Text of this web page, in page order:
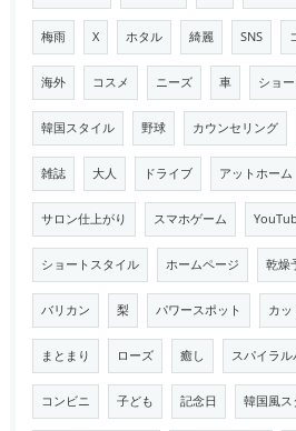
梅雨 X ホタル 綺麗 SNS
海外 コスメ ニーズ 車 ショー
韓国スタイル 野球 カウンセリング
雑誌 大人 ドライブ アットホーム
サロン仕上がり スマホゲーム
ショートスタイル ホームページ 乾燥
バリカン 梨 パワースポット カッ
まとまり ローズ 癒し スパイラル
コンビニ 子ども 記念日 韓国風ス